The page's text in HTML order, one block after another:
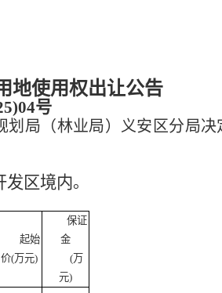
地使用权出让公告
号
局（林业局）义安区分局决
发区境内。
起始
价(万元)
保证
金
(万
元)